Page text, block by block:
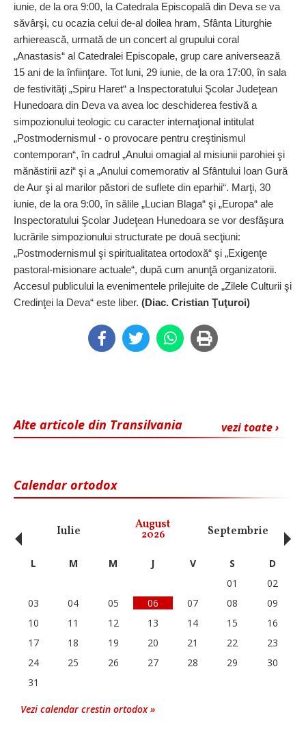
iunie, de la ora 9:00, la Catedrala Episcopală din Deva se va
săvârşi, cu ocazia celui de-al doilea hram, Sfânta Liturghie
arhierească, urmată de un concert al grupului coral
„Anastasis“ al Catedralei Episcopale, grup care aniversează
15 ani de la înfiinţare. Tot luni, 29 iunie, de la ora 17:00, în sala
de festivităţi „Spiru Haret“ a Inspectoratului Şcolar Judeţean
Hunedoara din Deva va avea loc deschiderea festivă a
simpozionului teologic cu caracter internaţional intitulat
„Postmodernismul - o provocare pentru creştinismul
contemporan“, în cadrul „Anului omagial al misiunii parohiei şi
mănăstirii azi“ şi a „Anului comemorativ al Sfântului Ioan Gură
de Aur şi al marilor păstori de suflete din eparhii“. Marţi, 30
iunie, de la ora 9:00, în sălile „Lucian Blaga“ şi „Europa“ ale
Inspectoratului Şcolar Judeţean Hunedoara se vor desfăşura
lucrările simpozionului structurate pe două secţiuni:
„Postmodernismul şi spiritualitatea ortodoxă“ şi „Exigenţe
pastoral-misionare actuale“, după cum anunţă organizatorii.
Accesul publicului la evenimentele prilejuite de „Zilele Culturii şi
Credinţei la Deva“ este liber. (Diac. Cristian Ţuţuroi)
vezi toate ›
Alte articole din Transilvania
Calendar ortodox
Iulie August
2026 Septembrie
‹ L M M J V S
D
01
02
03
04 05 06 07 08
09
10
11 12 13 14 15
16
17
18 19 20 21 22
23
24
25 26 27 28 29
30
31
Vezi calendar crestin ortodox »